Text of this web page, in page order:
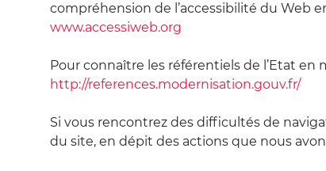
compréhension de l’accessibilité du Web
www.accessiweb.org
Pour connaître les référentiels de l’Etat en
http://references.modernisation.gouv.fr/
Si vous rencontrez des difficultés de
du site, en dépit des actions que nous